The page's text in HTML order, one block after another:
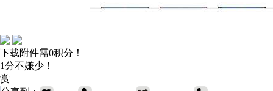
下载附件需0积分！
1分不嫌少！
赏